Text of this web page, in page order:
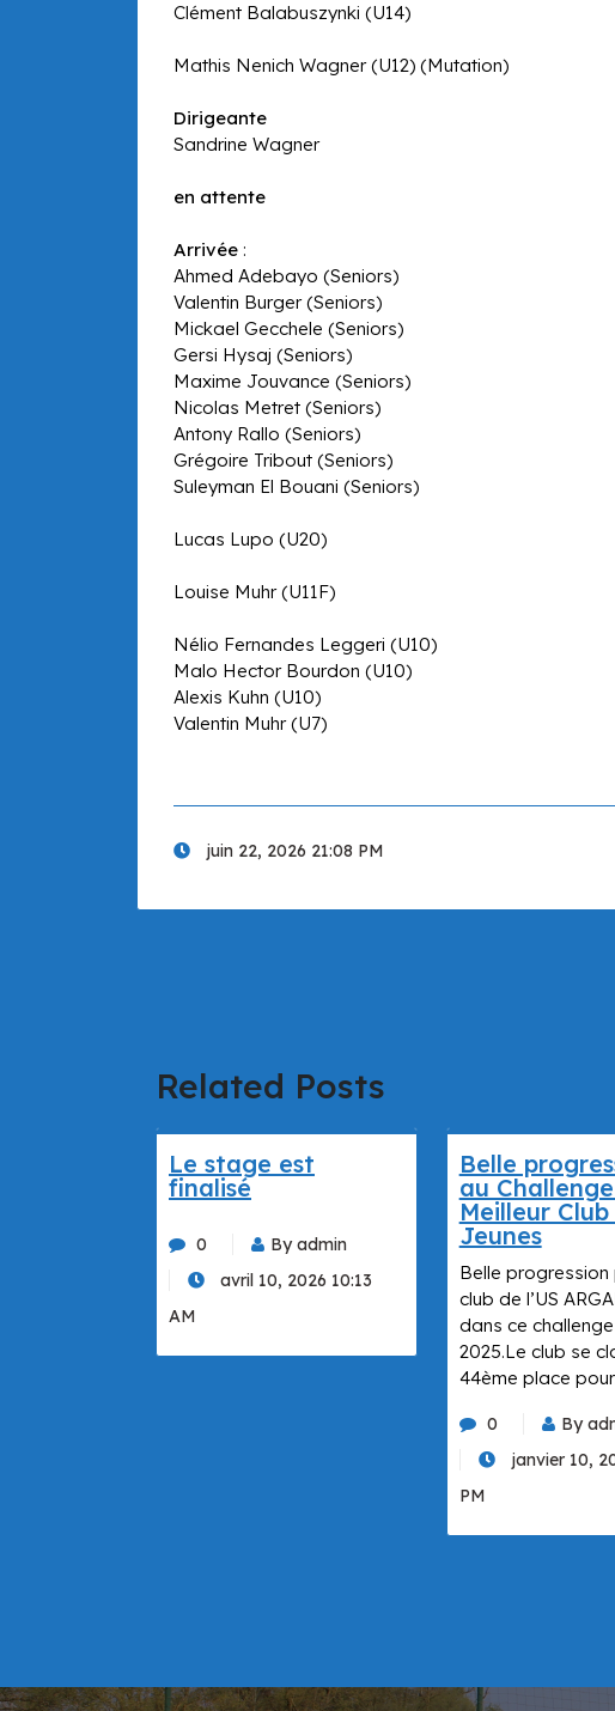
Clément Balabuszynki (U14)
Mathis Nenich Wagner (U12) (Mutation)
Dirigeante
Sandrine Wagner
en attente
Arrivée :
Ahmed Adebayo (Seniors)
Valentin Burger (Seniors)
Mickael Gecchele (Seniors)
Gersi Hysaj (Seniors)
Maxime Jouvance (Seniors)
Nicolas Metret (Seniors)
Antony Rallo (Seniors)
Grégoire Tribout (Seniors)
Suleyman El Bouani (Seniors)
Lucas Lupo (U20)
Louise Muhr (U11F)
Nélio Fernandes Leggeri (U10)
Malo Hector Bourdon (U10)
Alexis Kuhn (U10)
Valentin Muhr (U7)
juin 22, 2026 21:08 PM
Related Posts
Le stage est
finalisé
0
By admin
avril 10, 2026 10:13
AM
Belle
au
Meilleur
Jeunes
Belle progression
club de l’US
dans ce
2025.Le club se
44ème place
0
By
janvier 10,
PM